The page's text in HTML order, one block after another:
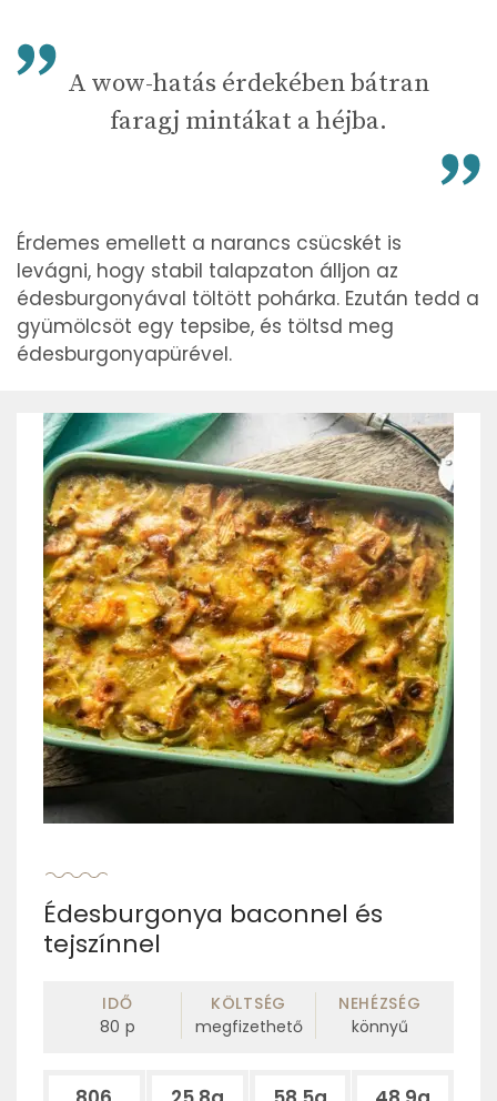
A wow-hatás érdekében bátran
faragj mintákat a héjba.
Érdemes emellett a narancs csücskét is
levágni, hogy stabil talapzaton álljon az
édesburgonyával töltött pohárka. Ezután tedd a
gyümölcsöt egy tepsibe, és töltsd meg
édesburgonyapürével.
Édesburgonya baconnel és
tejszínnel
IDŐ
80 p
KÖLTSÉG
megfizethető
NEHÉZSÉG
könnyű